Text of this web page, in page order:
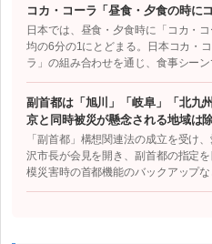
コカ・コーラ「昼食・夕食の時に
日本では、昼食・夕食時に「コカ・
均の6分の1にとどまる。日本コカ・
ラ」の組み合わせを通じ、食事シー
副首都は「旭川」「岐阜」「北九
京と同時被災が懸念される地域は
「副首都」構想関連法の成立を受け
沢市長が会見を開き、副首都の指定
模災害時の首都機能のバックアップ